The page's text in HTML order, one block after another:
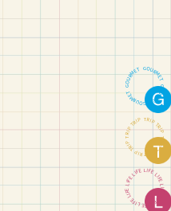
GOURME
T
G
O
U
R
M
E
T
G
O
U
R
M
E
T
G
O
U
RMET
TRIPT
RI
P
T
R
P
T
R
T
R
I
P
T
R
I
P
T
R
I
P
T
RIP
LIFEL
IF
E
L
F
L
I
FE
F
E
L
I
F
E
L
I
F
E
L
IF
E
LIFE